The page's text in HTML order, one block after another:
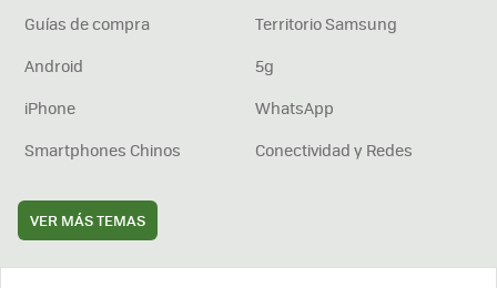
Guías de compra
Territorio Samsung
Android
5g
iPhone
WhatsApp
Smartphones Chinos
Conectividad y Redes
VER MÁS TEMAS